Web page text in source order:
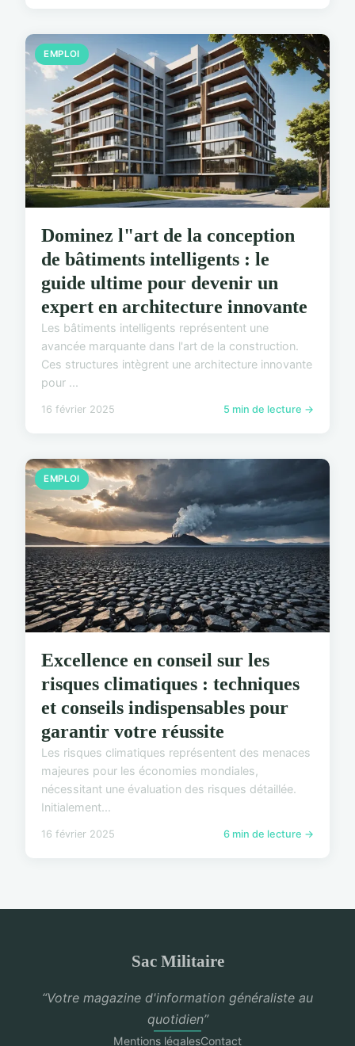
EMPLOI
Dominez l"art de la conception
de bâtiments intelligents : le
guide ultime pour devenir un
expert en architecture innovante
Les bâtiments intelligents représentent une
avancée marquante dans l'art de la construction.
Ces structures intègrent une architecture innovante
pour ...
16 février 2025 5 min de lecture →
EMPLOI
Excellence en conseil sur les
risques climatiques : techniques
et conseils indispensables pour
garantir votre réussite
Les risques climatiques représentent des menaces
majeures pour les économies mondiales,
nécessitant une évaluation des risques détaillée.
Initialement...
16 février 2025 6 min de lecture →
Sac Militaire
“Votre magazine d'information généraliste au
quotidien”
Mentions légalesContact